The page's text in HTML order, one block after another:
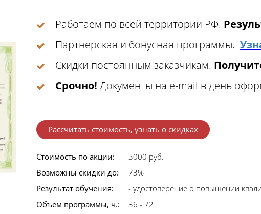
Работаем по всей территории РФ.
Партнерская и бонусная программы.
Скидки постоянным заказчикам.
Срочно! Документы на e-mail в день
Рассчитать стоимость, узнать о скидках
Стоимость по акции:
3000 руб.
Возможны скидки до:
73%
Результат обучения:
- удостоверение о повышении
Объем программы, ч.:
36 - 72